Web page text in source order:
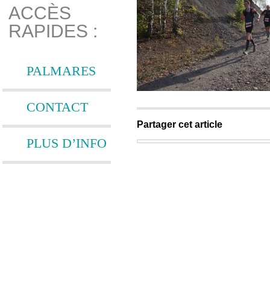
ACCÈS
RAPIDES :
PALMARES
CONTACT
PLUS D’INFO
Partager cet article